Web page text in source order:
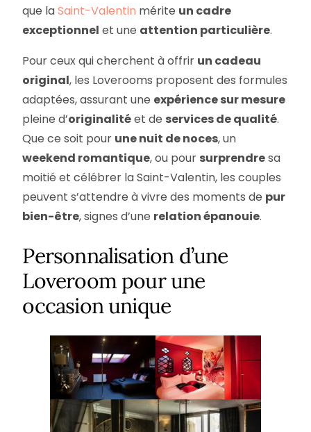
que laSaint-Valentin mérite un cadre
exceptionnel et une attention particulière.
Pour ceux qui cherchent à offrir un cadeau
original, les Loverooms proposent des formules
adaptées, assurant une expérience sur mesure
pleine d’originalitéet de services de qualité.
Que ce soit pour une nuit de noces, un
weekend romantique, ou pour surprendresa
moitié et célébrer la Saint-Valentin, les couples
peuvent s’attendre à vivre des moments de pur
bien-être, signes d’une relation épanouie.
Personnalisation d’une
Loveroom pour une
occasion unique